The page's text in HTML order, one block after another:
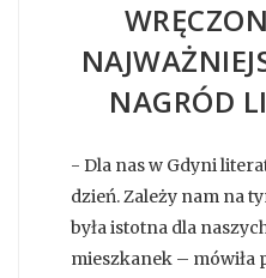
NAGRÓD
- Dla nas w Gdyni
dzień. Zależy nam na
była istotna dla
mieszkanek – mówiła